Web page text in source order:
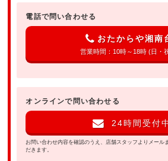
電話で問い合わせる
おたからや湘南
営業時間：10時～18時 (日・
オンラインで問い合わせる
24時間受付
お問い合わせ内容を確認のうえ、店舗スタッフよりメール
だきます。